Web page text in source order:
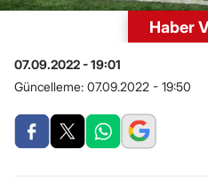
Haber
07.09.2022 - 19:01
Güncelleme: 07.09.2022 - 19:50